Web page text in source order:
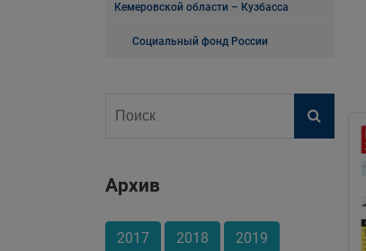
Кемеровской области – Кузбасса
Социальный фонд России
Архив
2017 2018 2019